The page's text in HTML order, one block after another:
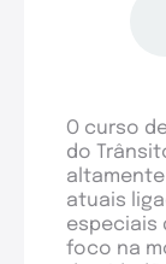
O curso
do
atuais
especiais
foco na